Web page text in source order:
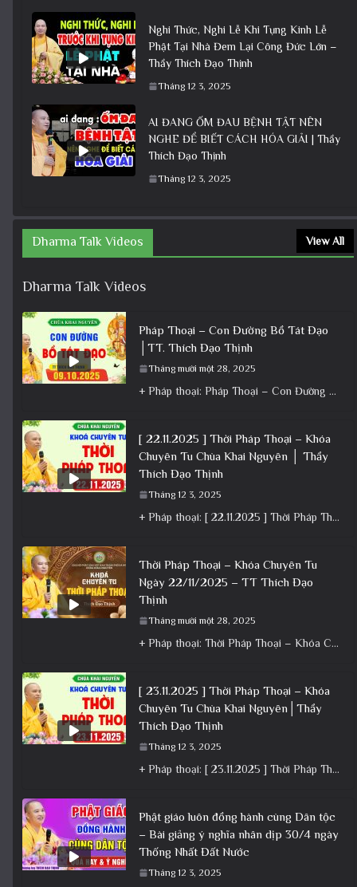
Nghi Thức, Nghi Lễ Khi Tụng Kinh Lễ
Phật Tại Nhà Đem Lại Công Đức Lớn –
Thầy Thích Đạo Thịnh
Tháng 12 3, 2025
AI ĐANG ỐM ĐAU BỆNH TẬT NÊN
NGHE ĐỂ BIẾT CÁCH HÓA GIẢI | Thầy
Thích Đạo Thịnh
Tháng 12 3, 2025
Dharma Talk Videos View All
Dharma Talk Videos
Pháp Thoại – Con Đường Bồ Tát Đạo
│TT. Thích Đạo Thịnh
Tháng mười một 28, 2025
+ Pháp thoại: Pháp Thoại – Con Đường Bồ Tát Đạo │TT. Thích Đạo Thịnh + Album: Pháp Thoại +
[ 22.11.2025 ] Thời Pháp Thoại – Khóa
Chuyên Tu Chùa Khai Nguyên │ Thầy
Thích Đạo Thịnh
Tháng 12 3, 2025
+ Pháp thoại: [ 22.11.2025 ] Thời Pháp Thoại – Khóa Chuyên Tu Chùa Khai Nguyên │ Thầy Thích Đạo
Thời Pháp Thoại – Khóa Chuyên Tu
Ngày 22/11/2025 – TT Thích Đạo
Thịnh
Tháng mười một 28, 2025
+ Pháp thoại: Thời Pháp Thoại – Khóa Chuyên Tu Ngày 22/11/2025 – TT Thích Đạo Thịnh + Album: Pháp
[ 23.11.2025 ] Thời Pháp Thoại – Khóa
Chuyên Tu Chùa Khai Nguyên│Thầy
Thích Đạo Thịnh
Tháng 12 3, 2025
+ Pháp thoại: [ 23.11.2025 ] Thời Pháp Thoại – Khóa Chuyên Tu Chùa Khai Nguyên│Thầy Thích Đạo Thịnh +
Phật giáo luôn đồng hành cùng Dân tộc
– Bài giảng ý nghĩa nhân dịp 30/4 ngày
Thống Nhất Đất Nước
Tháng 12 3, 2025